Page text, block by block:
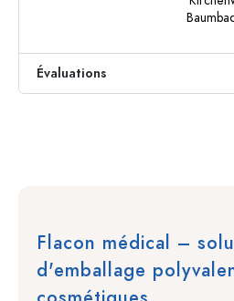
Évaluations
Flacon médical –
d'emballage